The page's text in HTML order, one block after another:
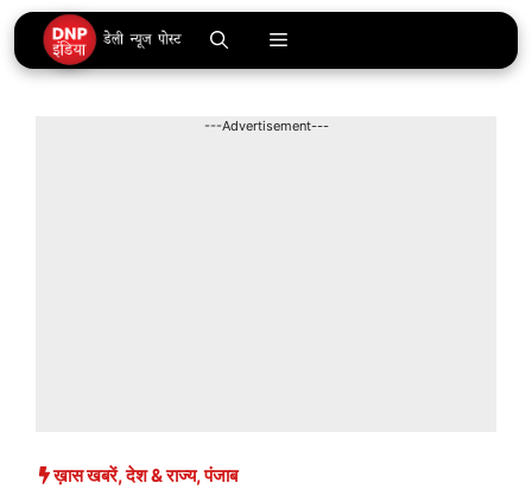
Skip
to
content
Menu
---Advertisement---
ख़ास खबरें,देश & राज्य,पंजाब